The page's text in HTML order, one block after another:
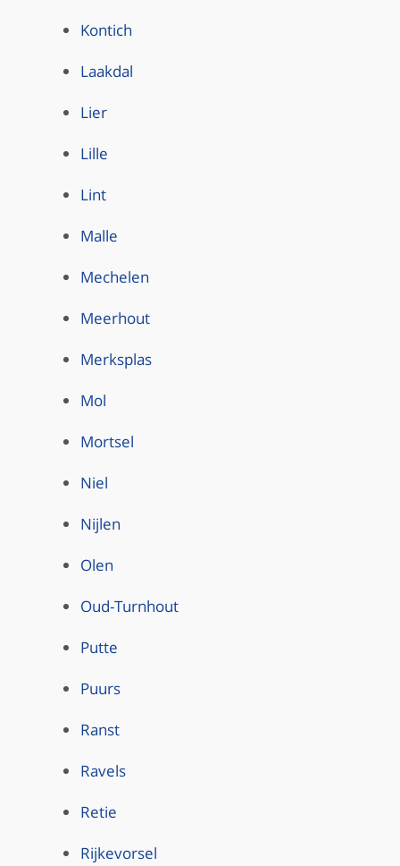
Kontich
Laakdal
Lier
Lille
Lint
Malle
Mechelen
Meerhout
Merksplas
Mol
Mortsel
Niel
Nijlen
Olen
Oud-Turnhout
Putte
Puurs
Ranst
Ravels
Retie
Rijkevorsel